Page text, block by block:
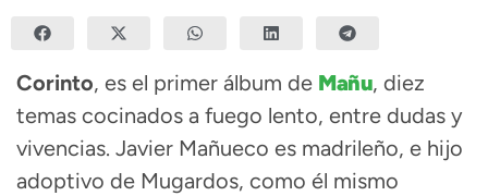
Corinto, es el primer álbum de Mañu, diez
temas cocinados a fuego lento, entre dudas y
vivencias. Javier Mañueco es madrileño, e hijo
adoptivo de Mugardos, como él mismo